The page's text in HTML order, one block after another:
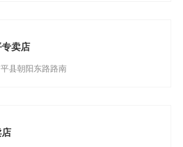
卖店
县朝阳东路路南